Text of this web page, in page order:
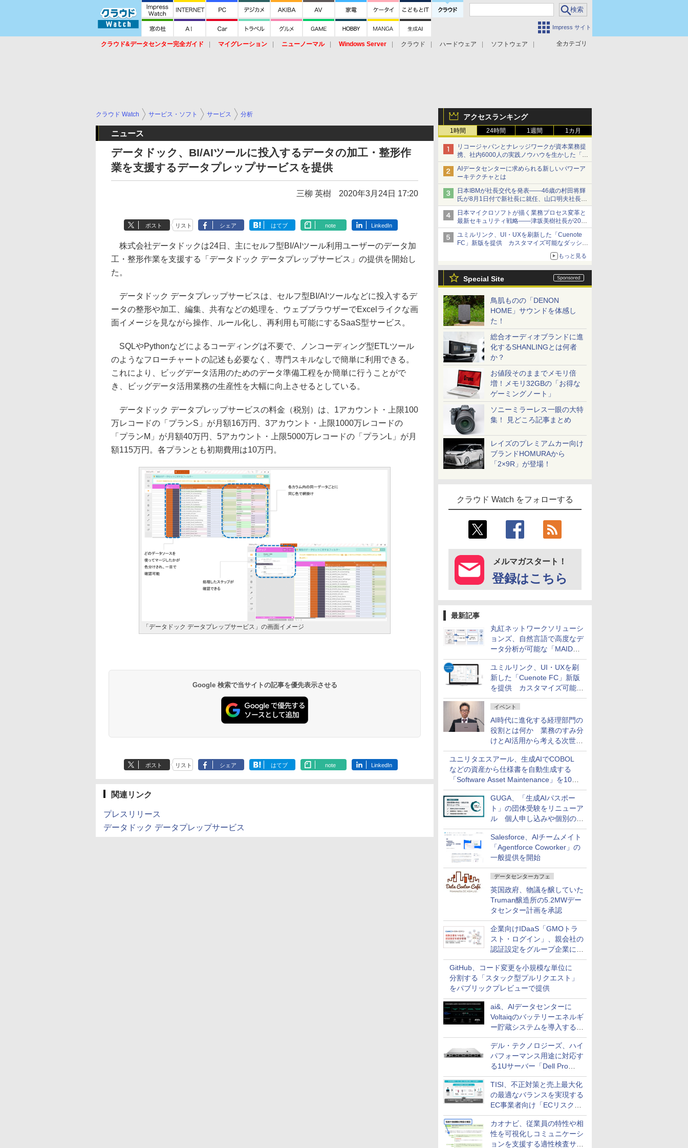
Impress サイト
全カテゴリ
クラウド&データセンター完全ガイド マイグレーション ニューノーマル Windows Server クラウド ハードウェア
ソフトウェア
アクセスランキング
1時間 24時間 1週間 1カ月
リコージャパンとナレッジワークが資本業務提
携、社内6000人の実践ノウハウを生かした「AI
商談記録 for RICOH」を展開へ
AIデータセンターに求められる新しいパワーア
ーキテクチャとは
日本IBMが社長交代を発表――46歳の村田将輝
氏が8月1日付で新社長に就任、山口明夫社長は
会長へ
日本マイクロソフトが描く業務プロセス変革と
最新セキュリティ戦略――津坂美樹社長が2027
年度戦略を説明
ユミルリンク、UI・UXを刷新した「Cuenote
FC」新版を提供 カスタマイズ可能なダッシュ
もっと見る
Special Site
鳥肌ものの「DENON
HOME」サウンドを体感し
た！
総合オーディオブランドに進
化するSHANLINGとは何者
か？
お値段そのままでメモリ倍
増！メモリ32GBの「お得な
ゲーミングノート」
ソニーミラーレス一眼の大特
集！ 見どころ記事まとめ
レイズのプレミアムカー向け
ブランドHOMURAから
「2×9R」が登場！
クラウド Watch をフォローする
メルマガスタート！
登録はこちら
最新記事
丸紅ネットワークソリューシ
ョンズ、自然言語で高度なデ
ータ分析が可能な「MAIDOA
AI ASSIST」を9月より提供
ユミルリンク、UI・UXを刷
新した「Cuenote FC」新版
を提供 カスタマイズ可能な
ダッシュボード画面を搭載
イベント
AI時代に進化する経理部門の
役割とは何か 業務のすみ分
けとAI活用から考える次世代
ファイナンス戦略
ユニリタエスアール、生成AIでCOBOL
などの資産から仕様書を自動生成する
「Software Asset Maintenance」を10月
に発売
GUGA、「生成AIパスポー
ト」の団体受験をリニューア
ル 個人申し込みや個別の支
払いなどに対応
Salesforce、AIチームメイト
「Agentforce Coworker」の
一般提供を開始
データセンターカフェ
英国政府、物議を醸していた
Truman醸造所の5.2MWデー
タセンター計画を承認
企業向けIDaaS「GMOトラ
スト・ログイン」、親会社の
認証設定をグループ企業に展
開できる新機能を提供
GitHub、コード変更を小規模な単位に
分割する「スタック型プルリクエスト」
をパブリックプレビューで提供
ai&、AIデータセンターに
Voltaiqのバッテリーエネルギ
ー貯蔵システムを導入する計
画を発表
デル・テクノロジーズ、ハイ
パフォーマンス用途に対応す
る1Uサーバー「Dell Pro
Precision 7 R1ラック」を発
売
TISI、不正対策と売上最大化
の最適なバランスを実現する
EC事業者向け「ECリスク対
策設計・運用支援サービス」
カオナビ、従業員の特性や相
性を可視化しコミュニケーシ
ョンを支援する適性検査サー
クラウド Watch サービス・ソフト サービス 分析
ニュース
データドック、BI/AIツールに投入するデータの加工・整形作
業を支援するデータプレップサービスを提供
三柳 英樹 2020年3月24日 17:20
ポスト リスト シェア はてブ note LinkedIn
株式会社データドックは24日、主にセルフ型BI/AIツール利用ユーザーのデータ加
工・整形作業を支援する「データドック データプレップサービス」の提供を開始し
た。
データドック データプレップサービスは、セルフ型BI/AIツールなどに投入するデ
ータの整形や加工、編集、共有などの処理を、ウェブブラウザーでExcelライクな画
面イメージを見ながら操作、ルール化し、再利用も可能にするSaaS型サービス。
SQLやPythonなどによるコーディングは不要で、ノンコーディング型ETLツール
のようなフローチャートの記述も必要なく、専門スキルなしで簡単に利用できる。
これにより、ビッグデータ活用のためのデータ準備工程をか簡単に行うことがで
き、ビッグデータ活用業務の生産性を大幅に向上させるとしている。
データドック データプレップサービスの料金（税別）は、1アカウント・上限100
万レコードの「プランS」が月額16万円、3アカウント・上限1000万レコードの
「プランM」が月額40万円、5アカウント・上限5000万レコードの「プランL」が月
額115万円。各プランとも初期費用は10万円。
「データドック データプレップサービス」の画面イメージ
Google 検索で当サイトの記事を優先表示させる
ポスト リスト シェア はてブ note LinkedIn
関連リンク
プレスリリース
データドック データプレップサービス